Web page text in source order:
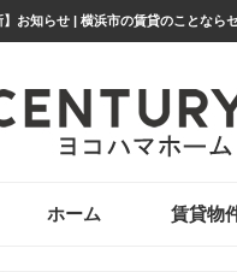
お知らせ | 横浜市の賃貸のことなら
ホーム 賃貸物